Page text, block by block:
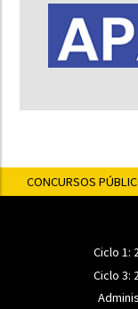
CONCURSOS
Ciclo 1:
Ciclo 3: